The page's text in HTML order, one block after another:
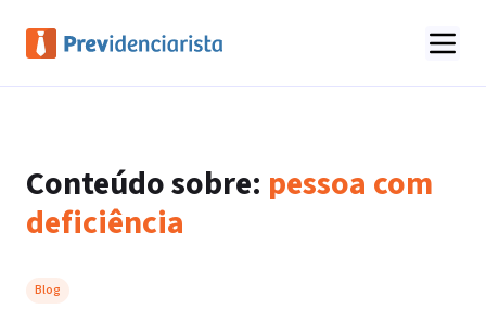
Conteúdo sobre: pessoa com
deficiência
Blog